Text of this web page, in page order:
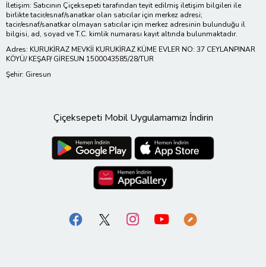
İletişim: Satıcının Çiçeksepeti tarafından teyit edilmiş iletişim bilgileri ile
birlikte tacir/esnaf/sanatkar olan satıcılar için merkez adresi;
tacir/esnaf/sanatkar olmayan satıcılar için merkez adresinin bulunduğu il
bilgisi, ad, soyad ve T.C. kimlik numarası kayıt altında bulunmaktadır.
Adres: KURUKİRAZ MEVKİİ KURUKİRAZ KÜME EVLER NO: 37 CEYLANPINAR
KÖYÜ/ KEŞAP/ GİRESUN 1500043585/28/TUR
Şehir: Giresun
Çiçeksepeti Mobil Uygulamamızı İndirin